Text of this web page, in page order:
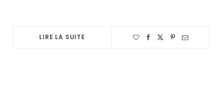
LIRE LA SUITE